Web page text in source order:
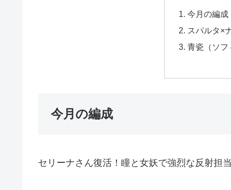
今月の編成
スパルタ×
青瓷（ソフ
今月の編成
セリーナさん復活！瞳と女妖で強烈な反射担